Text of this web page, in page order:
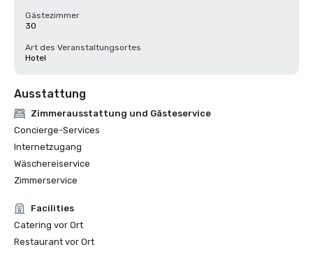
Gästezimmer
30
Art des Veranstaltungsortes
Hotel
Ausstattung
Zimmerausstattung und Gästeservice
Concierge-Services
Internetzugang
Wäschereiservice
Zimmerservice
Facilities
Catering vor Ort
Restaurant vor Ort